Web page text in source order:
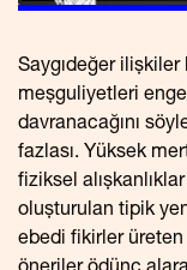
Saygıdeğer ilişkiler
meşguliyetleri
davranacağını
fazlası. Yüksek
fiziksel
oluşturulan tipik
ebedi fikirler